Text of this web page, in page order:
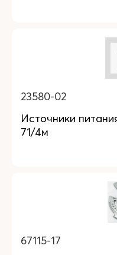
23580-02
Источники
71/4м
67115-17